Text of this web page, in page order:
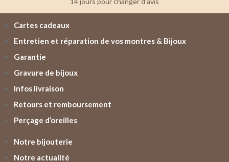
Cartes cadeaux
Entretien et réparation de vos montres & Bijoux
Garantie
Gravure de bijoux
Infos livraison
Retours et remboursement
Perçage d’oreilles
Notre bijouterie
Notre actualité